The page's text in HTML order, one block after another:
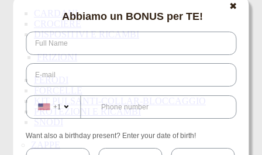
CARDANI
DISPOSITIVI E RICAMBI
FRIZIONI
FERODI
KIT PULSANTI-COLLAR-BLOCCAGGIO
PROTEZIONI E RICAMBI
SNODI
✖
Abbiamo un BONUS per TE!
+1
Want also a birthday present? Enter your date of birth!